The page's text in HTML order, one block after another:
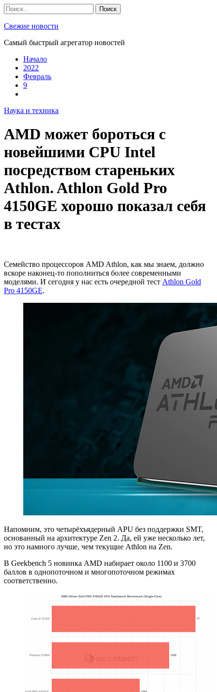
Skip
to
content
Найти:
Свежие новости
Самый быстрый агрегатор новостей
Начало
2022
Февраль
9
Наука и техника
AMD может бороться с
новейшими CPU Intel
посредством стареньких
Athlon. Athlon Gold Pro
4150GE хорошо показал себя
в тестах
Семейство процессоров AMD Athlon, как мы знаем, должно
вскоре наконец-то пополниться более современными
моделями. И сегодня у нас есть очередной тест Athlon Gold
Pro 4150GE.
Напомним, это четырёхъядерный APU без поддержки SMT,
основанный на архитектуре Zen 2. Да, ей уже несколько лет,
но это намного лучше, чем текущие Athlon на Zen.
В Geekbench 5 новинка AMD набирает около 1100 и 3700
баллов в однопоточном и многопоточном режимах
соответственно.